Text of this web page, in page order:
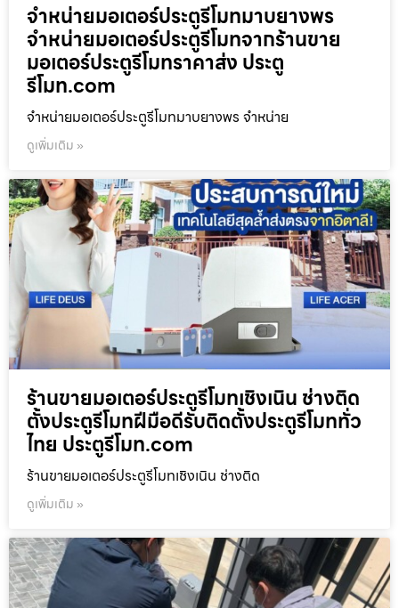
จำหน่ายมอเตอร์ประตูรีโมทมาบยางพร
จำหน่ายมอเตอร์ประตูรีโมทจากร้านขาย
มอเตอร์ประตูรีโมทราคาส่ง ประตู
รีโมท.com
จำหน่ายมอเตอร์ประตูรีโมทมาบยางพร จำหน่าย
ดูเพิ่มเติม »
ร้านขายมอเตอร์ประตูรีโมทเชิงเนิน ช่างติด
ตั้งประตูรีโมทฝีมือดีรับติดตั้งประตูรีโมททั่ว
ไทย ประตูรีโมท.com
ร้านขายมอเตอร์ประตูรีโมทเชิงเนิน ช่างติด
ดูเพิ่มเติม »